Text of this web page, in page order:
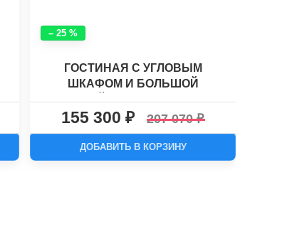
– 25 %
ГОСТИНАЯ С УГЛОВЫМ
ШКАФОМ И БОЛЬШОЙ
НИШЕЙ ДЛЯ ТВ ХАСКИ-9
155 300 207 070
ДОБАВИТЬ В КОРЗИНУ